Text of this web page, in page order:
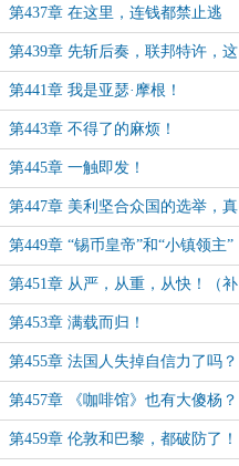
第437章 在这里，连钱都禁止逃
亡！
第439章 先斩后奏，联邦特许，这
就是平克顿！（10月月票加更11）
第441章 我是亚瑟·摩根！
第443章 不得了的麻烦！
第445章 一触即发！
第447章 美利坚合众国的选举，真
是充满活力啊！
第449章 “锡币皇帝”和“小镇领主”
第451章 从严，从重，从快！（补
更2）
第453章 满载而归！
第455章 法国人失掉自信力了吗？
第457章 《咖啡馆》也有大傻杨？
第459章 伦敦和巴黎，都破防了！